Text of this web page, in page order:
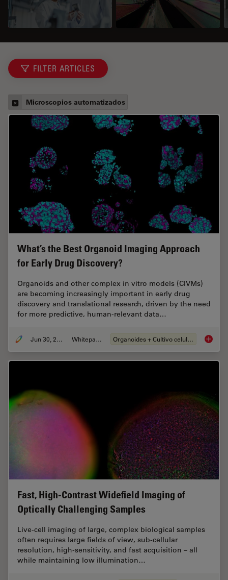
FILTER ARTICLES
Microscopios automatizados
What’s the Best Organoid Imaging Approach
for Early Drug Discovery?
Organoids and other complex in vitro models (CIVMs)
are becoming increasingly important in early drug
discovery and translational research, driven by the need
for more predictive, human-relevant data…
Jun 30, 2026 Whitepaper Organoides + Cultivo celular 3D
Fast, High-Contrast Widefield Imaging of
Optically Challenging Samples
Live‑cell imaging of large, complex biological samples
often requires large fields of view, sub-cellular
resolution, high-sensitivity, and fast acquisition – all
while maintaining low illumination…